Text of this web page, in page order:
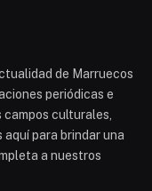
de Marruecos
periódicas e
culturales,
para brindar una
a nuestros